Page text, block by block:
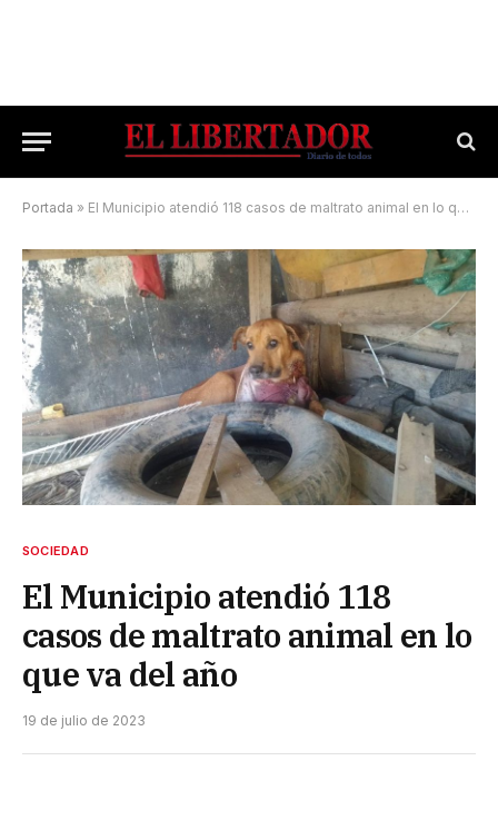
Portada » El Municipio atendió 118 casos de maltrato animal en lo que va del año
SOCIEDAD
El Municipio atendió 118
casos de maltrato animal en lo
que va del año
19 de julio de 2023